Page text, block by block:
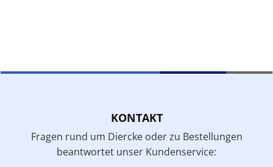
KONTAKT
Fragen rund um Diercke oder zu Bestellungen
beantwortet unser Kundenservice: